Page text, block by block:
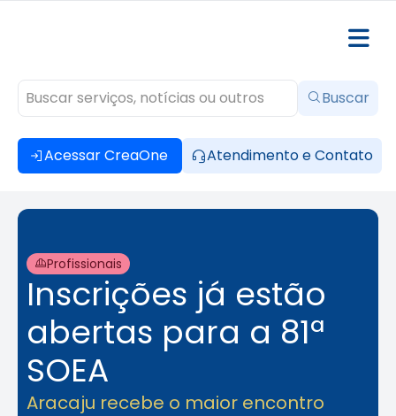
Acessar CreaOne Atendimento e Contato
Buscar
Profissionais
Inscrições já estão
abertas para a 81ª
SOEA
Aracaju recebe o maior encontro